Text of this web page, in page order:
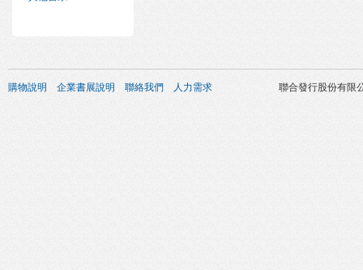
購物說明 企業書展說明 聯絡我們 人力需求 聯合發行股份有限